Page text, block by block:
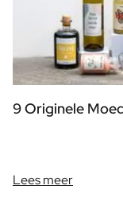
9 Originele
Lees meer